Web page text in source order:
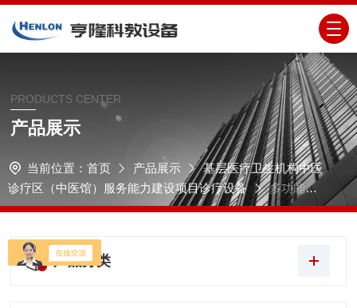
PRODUCTS CENTER
产品展示
当前位置： 首页 产品展示
基层医疗卫生机构中医
诊疗区（中医馆）服务能力建设项目诊疗设备
多功能艾
灸仪
产品分类